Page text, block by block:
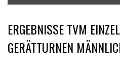
ERGEBNISSE TVM
GERÄTTURNEN